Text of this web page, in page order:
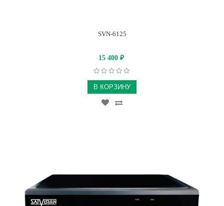
SVN-6125
15 400 ₽
В КОРЗИНУ